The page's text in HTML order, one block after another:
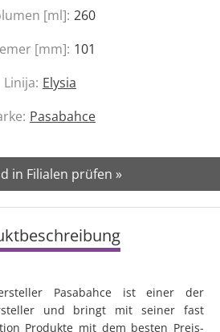
[ml]: 260
[mm]: 101
Linija: Elysia
Pasabahce
in Filialen prüfen »
Pasabahce ist einer der
und bringt mit seiner fast
Produkte mit dem besten Preis-